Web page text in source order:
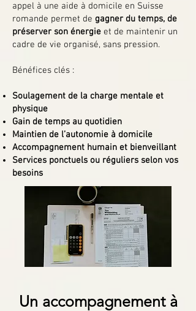
appel à une aide à domicile en Suisse
romande permet de gagner du temps, de
préserver son énergie et de maintenir un
cadre de vie organisé, sans pression.
Bénéfices clés :
Soulagement de la charge mentale et
physique
Gain de temps au quotidien
Maintien de l’autonomie à domicile
Accompagnement humain et bienveillant
Services ponctuels ou réguliers selon vos
besoins
Un accompagnement à